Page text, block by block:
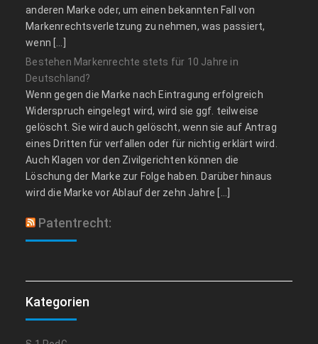
anderen Marke oder, um einen bekannten Fall von
Markenrechtsverletzung zu nehmen, was passiert,
wenn […]
Bestehen Markenrechte stets für 10 Jahre in
Deutschland?
Wenn gegen die Marke nach Eintragung erfolgreich
Widerspruch eingelegt wird, wird sie ggf. teilweise
gelöscht. Sie wird auch gelöscht, wenn sie auf Antrag
eines Dritten für verfallen oder für nichtig erklärt wird.
Auch Klagen vor den Zivilgerichten können die
Löschung der Marke zur Folge haben. Darüber hinaus
wird die Marke vor Ablauf der zehn Jahre […]
Patentrecht:
Kategorien